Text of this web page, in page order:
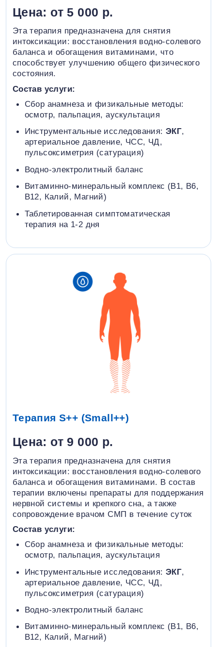
Цена: от 5 000 р.
Эта терапия предназначена для снятия
интоксикации: восстановления водно-солевого
баланса и обогащения витаминами, что
способствует улучшению общего физического
состояния.
Состав услуги:
Сбор анамнеза и физикальные методы:
осмотр, пальпация, аускультация
Инструментальные исследования: ЭКГ,
артериальное давление, ЧСС, ЧД,
пульсоксиметрия (сатурация)
Водно-электролитный баланс
Витаминно-минеральный комплекс (B1, B6,
В12, Калий, Магний)
Таблетированная симптоматическая
терапия на 1-2 дня
Терапия S++ (Small++)
Цена: от 9 000 р.
Эта терапия предназначена для снятия
интоксикации: восстановления водно-солевого
баланса и обогащения витаминами. В состав
терапии включены препараты для поддержания
нервной системы и крепкого сна, а также
сопровождение врачом СМП в течение суток
Состав услуги:
Сбор анамнеза и физикальные методы:
осмотр, пальпация, аускультация
Инструментальные исследования: ЭКГ,
артериальное давление, ЧСС, ЧД,
пульсоксиметрия (сатурация)
Водно-электролитный баланс
Витаминно-минеральный комплекс (B1, B6,
В12, Калий, Магний)